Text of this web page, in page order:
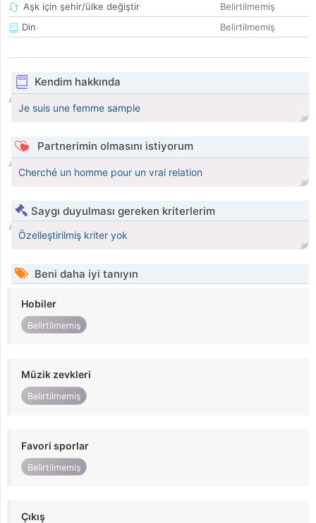
Aşk için şehir/ülke değiştir
Belirtilmemiş
Din
Belirtilmemiş
Kendim hakkında
Je suis une femme sample
Partnerimin olmasını istiyorum
Cherché un homme pour un vrai relation
Saygı duyulması gereken kriterlerim
Özelleştirilmiş kriter yok
Beni daha iyi tanıyın
Hobiler
Belirtilmemiş
Müzik zevkleri
Belirtilmemiş
Favori sporlar
Belirtilmemiş
Çıkış